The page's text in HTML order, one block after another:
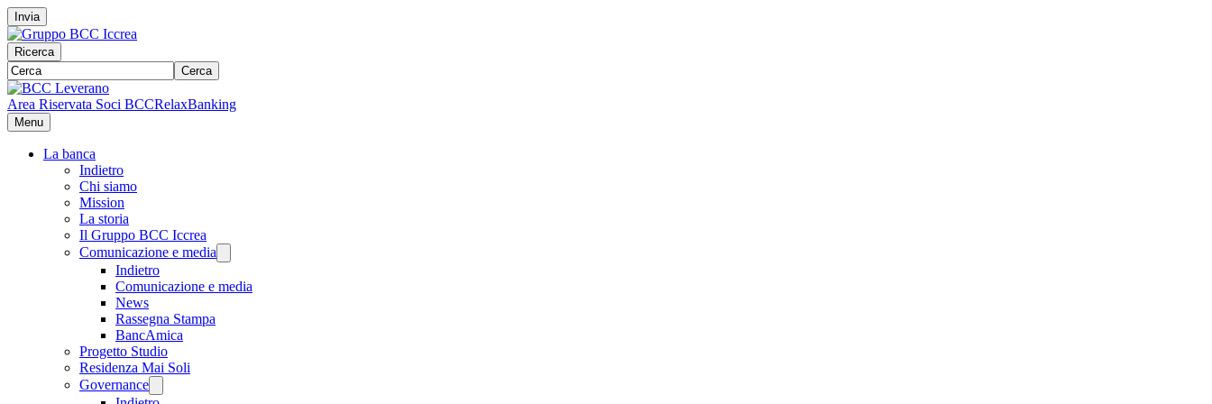
Invia
Ricerca
Cerca
Area Riservata Soci BCCRelaxBanking
Menu
La banca
Indietro
Chi siamo
Mission
La storia
Il Gruppo BCC Iccrea
Comunicazione e media
Indietro
Comunicazione e media
News
Rassegna Stampa
BancAmica
Progetto Studio
Residenza Mai Soli
Governance